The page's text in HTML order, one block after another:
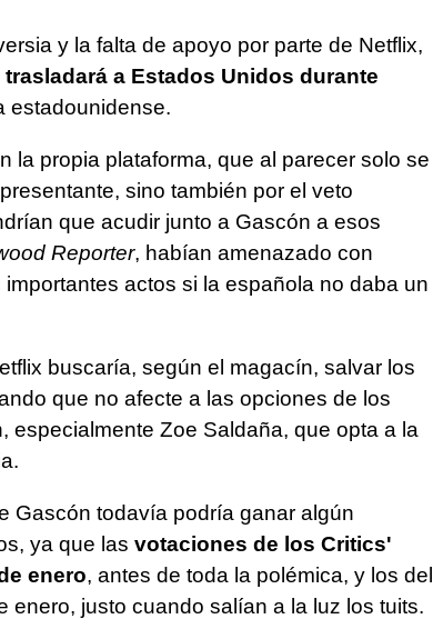
y la falta de apoyo por parte de Netflix,
a Estados Unidos durante
estadounidense.
la propia plataforma, que al parecer solo se
sino también por el veto
que acudir junto a Gascón a esos
Reporter, habían amenazado con
importantes actos si la española no daba un
buscaría, según el magacín, salvar los
que no afecte a las opciones de los
especialmente Zoe Saldaña, que opta a la
Gascón todavía podría ganar algún
ya que las votaciones de los Critics'
enero, antes de toda la polémica, y los del
enero, justo cuando salían a la luz los tuits.